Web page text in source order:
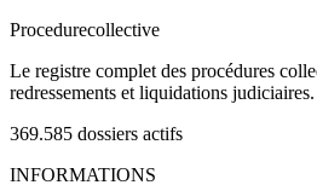
Procedurecollective
Le registre complet des procédures
redressements et liquidations judiciaires.
369.585 dossiers actifs
INFORMATIONS